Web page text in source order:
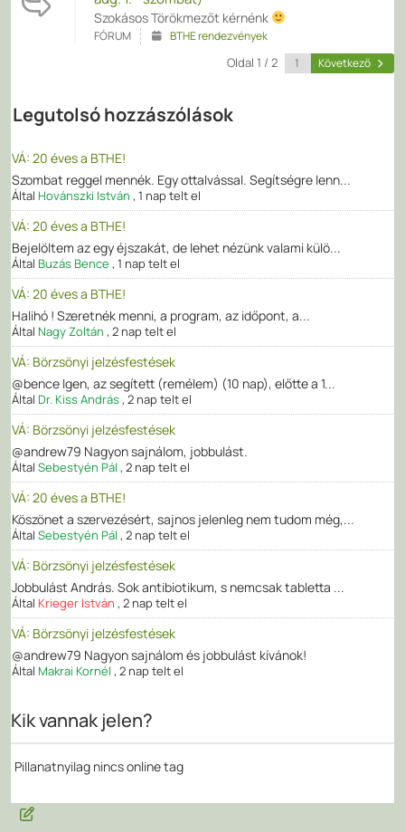
Szokásos Törökmezőt kérnénk
FÓRUM BTHE rendezvények
Oldal 1 / 2 Következő
Legutolsó hozzászólások
VÁ: 20 éves a BTHE!
Szombat reggel mennék. Egy ottalvással. Segítségre lenn...
Által Hovánszki István , 1 nap telt el
VÁ: 20 éves a BTHE!
Bejelöltem az egy éjszakát, de lehet nézünk valami külö...
Által Buzás Bence , 1 nap telt el
VÁ: 20 éves a BTHE!
Halihó ! Szeretnék menni, a program, az időpont, a...
Által Nagy Zoltán , 2 nap telt el
VÁ: Börzsönyi jelzésfestések
@bence Igen, az segített (remélem) (10 nap), előtte a 1...
Által Dr. Kiss András, 2 nap telt el
VÁ: Börzsönyi jelzésfestések
@andrew79 Nagyon sajnálom, jobbulást.
Által Sebestyén Pál , 2 nap telt el
VÁ: 20 éves a BTHE!
Köszönet a szervezésért, sajnos jelenleg nem tudom még,...
Által Sebestyén Pál , 2 nap telt el
VÁ: Börzsönyi jelzésfestések
Jobbulást András. Sok antibiotikum, s nemcsak tabletta ...
Által Krieger István , 2 nap telt el
VÁ: Börzsönyi jelzésfestések
@andrew79 Nagyon sajnálom és jobbulást kívánok!
Által Makrai Kornél , 2 nap telt el
Kik vannak jelen?
Pillanatnyilag nincs online tag